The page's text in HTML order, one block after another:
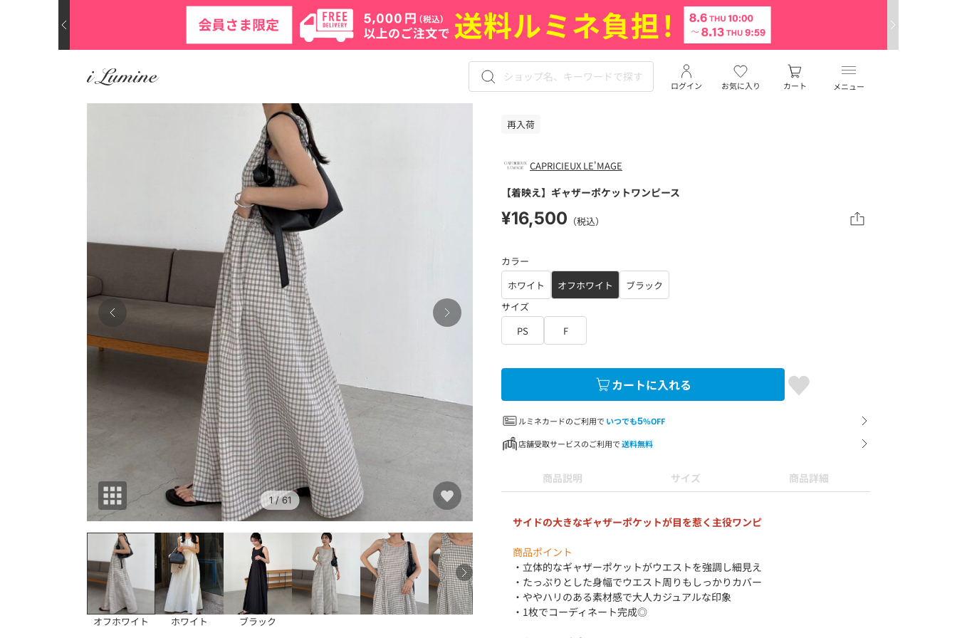
メニュー
お気に入り
ログイン カート
再入荷
1/ 61
オフホワイト ホワイト ブラック
CAPRICIEUX LE'MAGE
【着映え】ギャザーポケットワンピース
¥16,500 （税込）
カラー
ホワイト
オフホワイト
ブラック
サイズ
PS
F
カートに入れる
ルミネカードのご利用で いつでも5%OFF
店舗受取サービスのご利用で送料無料
商品説明 サイズ 商品詳細
サイドの大きなギャザーポケットが目を惹く主役ワンピ
商品ポイント
・立体的なギャザーポケットがウエストを強調し細見え
・たっぷりとした身幅でウエスト周りもしっかりカバー
・ややハリのある素材感で大人カジュアルな印象
・1枚でコーディネート完成◎